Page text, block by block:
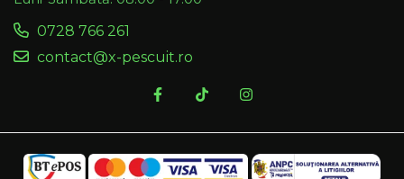
0728 766 261
contact@x-pescuit.ro